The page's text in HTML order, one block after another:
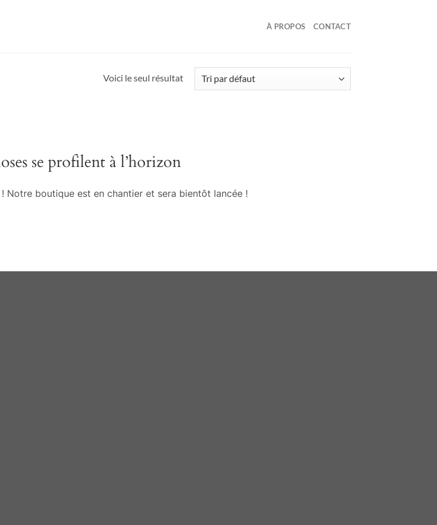
À PROPOS CONTACT
Voici le seul résultat
se profilent à l’horizon
! Notre boutique est en chantier et sera bientôt lancée !